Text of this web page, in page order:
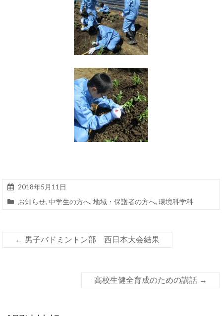
2018年5月11日
お知らせ,中学生の方へ,地域・保護者の方へ,環境科学科
← 男子バドミントン部 西日本大会結果
高校生健全育成のための講話 →